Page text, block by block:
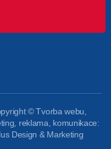
© Tvorba webu,
reklama, komunikace:
Design & Marketing